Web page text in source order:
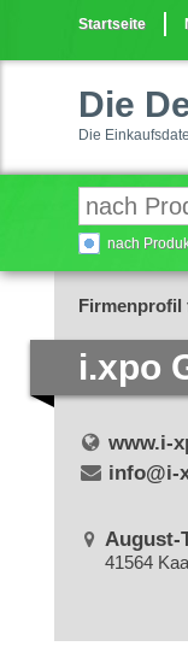
Startseite
Die
Die
nach
Firmenprofil
i.xpo
www.i-
info@i-
August-
41564